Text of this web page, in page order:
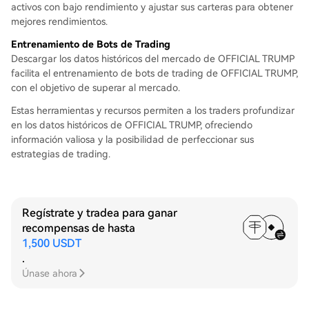
activos con bajo rendimiento y ajustar sus carteras para obtener
mejores rendimientos.
Entrenamiento de Bots de Trading
Descargar los datos históricos del mercado de OFFICIAL TRUMP
facilita el entrenamiento de bots de trading de OFFICIAL TRUMP,
con el objetivo de superar al mercado.
Estas herramientas y recursos permiten a los traders profundizar
en los datos históricos de OFFICIAL TRUMP, ofreciendo
información valiosa y la posibilidad de perfeccionar sus
estrategias de trading.
Regístrate y tradea para ganar
recompensas de hasta
1,500 USDT
.
Únase ahora